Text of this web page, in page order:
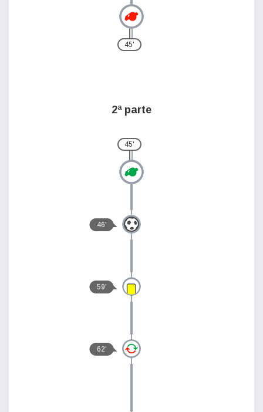
45'
2ª parte
45'
46'
59'
62'